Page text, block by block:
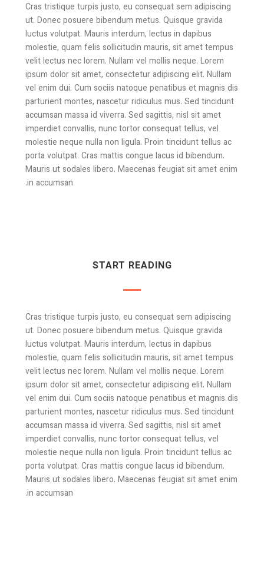
Cras tristique turpis justo, eu consequat sem adipiscing
ut. Donec posuere bibendum metus. Quisque gravida
luctus volutpat. Mauris interdum, lectus in dapibus
molestie, quam felis sollicitudin mauris, sit amet tempus
velit lectus nec lorem. Nullam vel mollis neque. Lorem
ipsum dolor sit amet, consectetur adipiscing elit. Nullam
vel enim dui. Cum sociis natoque penatibus et magnis dis
parturient montes, nascetur ridiculus mus. Sed tincidunt
accumsan massa id viverra. Sed sagittis, nisl sit amet
imperdiet convallis, nunc tortor consequat tellus, vel
molestie neque nulla non ligula. Proin tincidunt tellus ac
porta volutpat. Cras mattis congue lacus id bibendum.
Mauris ut sodales libero. Maecenas feugiat sit amet enim
in accumsan.
START READING
Cras tristique turpis justo, eu consequat sem adipiscing
ut. Donec posuere bibendum metus. Quisque gravida
luctus volutpat. Mauris interdum, lectus in dapibus
molestie, quam felis sollicitudin mauris, sit amet tempus
velit lectus nec lorem. Nullam vel mollis neque. Lorem
ipsum dolor sit amet, consectetur adipiscing elit. Nullam
vel enim dui. Cum sociis natoque penatibus et magnis dis
parturient montes, nascetur ridiculus mus. Sed tincidunt
accumsan massa id viverra. Sed sagittis, nisl sit amet
imperdiet convallis, nunc tortor consequat tellus, vel
molestie neque nulla non ligula. Proin tincidunt tellus ac
porta volutpat. Cras mattis congue lacus id bibendum.
Mauris ut sodales libero. Maecenas feugiat sit amet enim
in accumsan.